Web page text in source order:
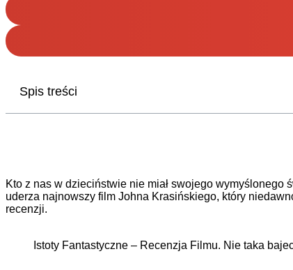
Spis treści
Kto z nas w dzieciństwie nie miał swojego wymyślonego
uderza najnowszy film Johna Krasińskiego, który
recenzji.
Istoty Fantastyczne – Recenzja Filmu. Nie taka